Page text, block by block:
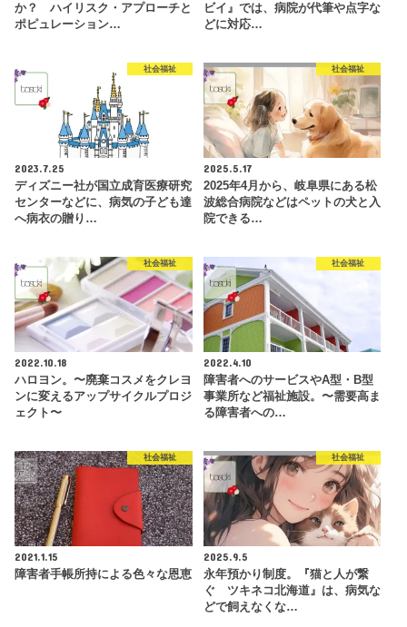
か？ ハイリスク・アプローチと
ポピュレーション…
ビイ』では、病院が代筆や点字な
どに対応…
社会福祉
2023.7.25
ディズニー社が国立成育医療研究
センターなどに、病気の子ども達
へ病衣の贈り…
社会福祉
2025.5.17
2025年4月から、岐阜県にある松
波総合病院などはペットの犬と入
院できる…
社会福祉
2022.10.18
ハロヨン。〜廃棄コスメをクレヨ
ンに変えるアップサイクルプロジ
ェクト〜
社会福祉
2022.4.10
障害者へのサービスやA型・B型
事業所など福祉施設。〜需要高ま
る障害者への…
社会福祉
2021.1.15
障害者手帳所持による色々な恩恵
社会福祉
2025.9.5
永年預かり制度。『猫と人が繋
ぐ ツキネコ北海道』は、病気な
どで飼えなくな…